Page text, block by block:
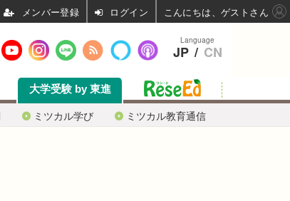
ミツカル学び ミツカル教育通信
大学受験 by 東進
Language
JP / CN
ログイン こんにちは、ゲストさん